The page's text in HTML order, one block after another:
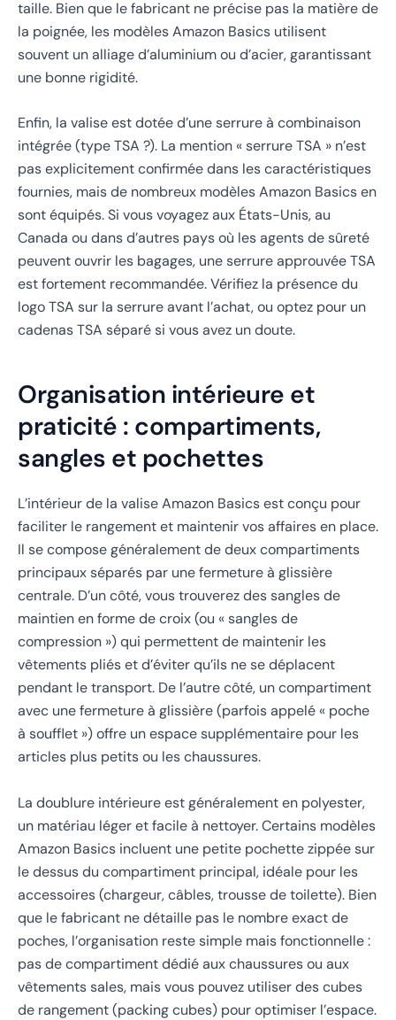
taille. Bien que le fabricant ne précise pas la matière de
la poignée, les modèles Amazon Basics utilisent
souvent un alliage d’aluminium ou d’acier, garantissant
une bonne rigidité.
Enfin, la valise est dotée d’une serrure à combinaison
intégrée (typeTSA ?). La mention « serrure TSA » n’est
pas explicitement confirmée dans les caractéristiques
fournies, mais de nombreux modèles Amazon Basics en
sont équipés. Si vous voyagez aux États-Unis, au
Canada ou dans d’autres pays où les agents de sûreté
peuvent ouvrir les bagages, une serrure approuvée TSA
est fortement recommandée. Vérifiez la présence du
logo TSA sur la serrure avant l’achat, ou optez pour un
cadenas TSA séparé si vous avez un doute.
Organisation intérieure et
praticité : compartiments,
sangles et pochettes
L’intérieur de la valise Amazon Basics est conçu pour
faciliter le rangement et maintenir vos affaires en place.
Il se compose généralement de deux compartiments
principaux séparés par une fermeture à glissière
centrale. D’un côté, vous trouverez dessangles de
maintienen forme de croix (ou « sangles de
compression ») qui permettent de maintenir les
vêtements pliés et d’éviter qu’ils ne se déplacent
pendant le transport. De l’autre côté, un compartiment
avec une fermeture à glissière (parfois appelé « poche
à soufflet ») offre un espace supplémentaire pour les
articles plus petits ou les chaussures.
La doublure intérieure est généralement en polyester,
un matériau léger et facile à nettoyer. Certains modèles
Amazon Basics incluent une petite pochette zippée sur
le dessus du compartiment principal, idéale pour les
accessoires (chargeur, câbles, trousse de toilette). Bien
que le fabricant ne détaille pas le nombre exact de
poches, l’organisation reste simple mais fonctionnelle :
pas de compartiment dédié aux chaussures ou aux
vêtements sales, mais vous pouvez utiliser des cubes
de rangement (packing cubes) pour optimiser l’espace.